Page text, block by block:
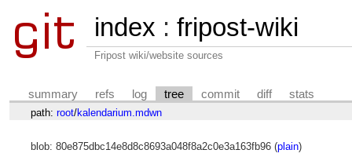
index : fripost-wiki
Fripost wiki/website sources
summary refs log tree commit diff stats
path: root/kalendarium.mdwn
blob: 80e875dbc14e8d8c8693a048f8a2c0e3a163fb96 (plain)